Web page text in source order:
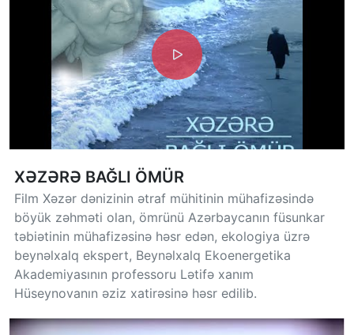
XƏZƏRƏ BAĞLI ÖMÜR
Film Xəzər dənizinin ətraf mühitinin mühafizəsində
böyük zəhməti olan, ömrünü Azərbaycanın füsunkar
təbiətinin mühafizəsinə həsr edən, ekologiya üzrə
beynəlxalq ekspert, Beynəlxalq Ekoenergetika
Akademiyasının professoru Lətifə xanım
Hüseynovanın əziz xatirəsinə həsr edilib.